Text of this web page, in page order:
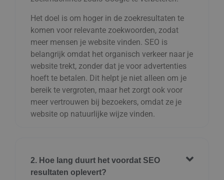
Het doel is om hoger in de zoekresultaten te
komen voor relevante zoekwoorden, zodat
meer mensen je website vinden. SEO is
belangrijk omdat het organisch verkeer naar je
website trekt, zonder dat je voor advertenties
hoeft te betalen. Dit helpt je niet alleen om je
bereik te vergroten, maar het zorgt ook voor
meer vertrouwen bij bezoekers, omdat ze je
website op natuurlijke wijze vinden.
2. Hoe lang duurt het voordat SEO
resultaten oplevert?